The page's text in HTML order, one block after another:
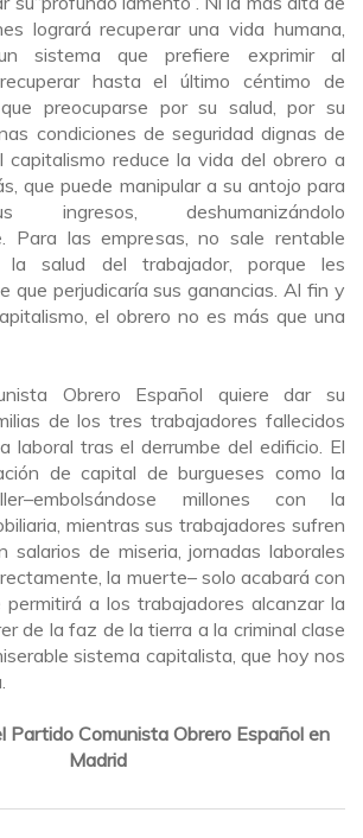
logrará recuperar una vida humana,
sistema que prefiere exprimir al
hasta el último céntimo de
preocuparse por su salud, por su
condiciones de seguridad dignas de
capitalismo reduce la vida del obrero a
que puede manipular a su antojo para
ingresos, deshumanizándolo
Para las empresas, no sale rentable
la salud del trabajador, porque les
que perjudicaría sus ganancias. Al fin y
el obrero no es más que una
Obrero Español quiere dar su
s de lostrestrabajadores fallecidos
laboral tras el derrumbe del edificio. El
de capital de burgueses como la
–embolsándose millones con la
, mientras sus trabajadores sufren
salarios de miseria, jornadas laborales
la muerte–solo acabará con
permitirá a los trabajadores alcanzar la
de la faz de la tierra a la criminal clase
sistema capitalista, que hoy nos
Partido Comunista Obrero Español en
Madrid